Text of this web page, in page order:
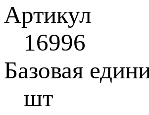
Артикул
16996
Базовая
шт